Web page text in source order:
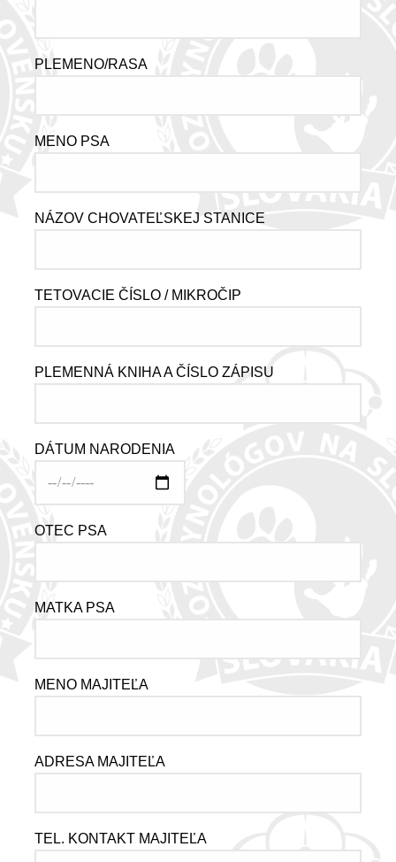
PLEMENO/RASA
MENO PSA
NÁZOV CHOVATEĽSKEJ STANICE
TETOVACIE ČÍSLO / MIKROČIP
PLEMENNÁ KNIHA A ČÍSLO ZÁPISU
DÁTUM NARODENIA
OTEC PSA
MATKA PSA
MENO MAJITEĽA
ADRESA MAJITEĽA
TEL. KONTAKT MAJITEĽA